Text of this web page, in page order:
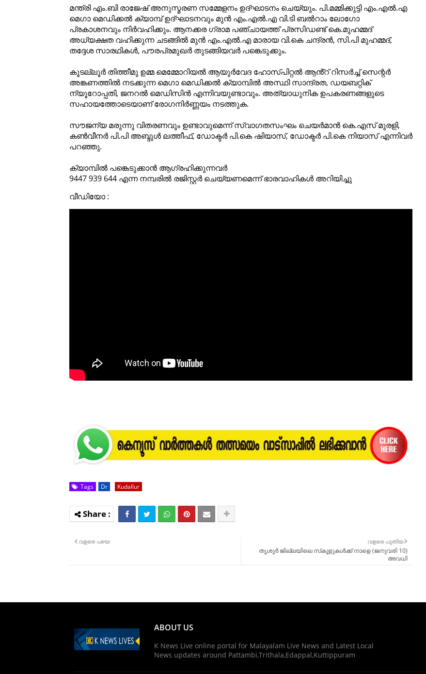
മന്ത്രി എം.ബി രാജേഷ് അനുസ്മരണ സമ്മേളനം ഉദ്ഘാടനം ചെയ്യും. പി.മമ്മിക്കുട്ടി എം.എൽ.എ
മെഗാ മെഡിക്കൽ ക്യാമ്പ് ഉദ്ഘാടനവും മുൻ എം.എൽ.എ വി.ടി ബൽറാം ലോഗോ
പ്രകാശനവും നിർവഹിക്കും. ആനക്കര ഗ്രാമ പഞ്ചായത്ത് പ്രസിഡണ്ട് കെ.മുഹമ്മദ്
അധ്യക്ഷത വഹിക്കുന്ന ചടങ്ങിൽ മുൻ എം.എൽ.എ മാരായ വി.കെ ചന്ദ്രൻ, സി.പി മുഹമ്മദ്,
തദ്ദേശ സാരഥികൾ, പൗരപ്രമുഖർ തുടങ്ങിയവർ പങ്കെടുക്കും.
കൂടല്ലൂർ തിത്തീമു ഉമ്മ മെമ്മോറിയൽ ആയുർവേദ ഹോസ്പിറ്റൽ ആൻ്റ് റിസർച്ച് സെന്റർ
അങ്കണത്തിൽ നടക്കുന്ന മെഗാ മെഡിക്കൽ ക്യാമ്പിൽ അസ്ഥി സാന്ദ്രത, ഡയബറ്റിക്
ന്യൂറോപ്പതി, ജനറൽ മെഡിസിൻ എന്നിവയുണ്ടാവും. അത്യാധുനിക ഉപകരണങ്ങളുടെ
സഹായത്തോടെയാണ് രോഗനിർണ്ണയം നടത്തുക.
സൗജന്യ മരുന്നു വിതരണവും ഉണ്ടാവുമെന്ന് സ്വാഗതസംഘം ചെയർമാൻ കെ.എസ് മുരളി,
കൺവീനർ പി.പി അബ്ദുൾ ലത്തീഫ്, ഡോക്ടർ പി.കെ ഷിയാസ്, ഡോക്ടർ പി.കെ നിയാസ് എന്നിവർ
പറഞ്ഞു.
ക്യാമ്പിൽ പങ്കെടുക്കാൻ ആഗ്രഹിക്കുന്നവർ
9447 939 644 എന്ന നമ്പരിൽ രജിസ്റ്റർ ചെയ്യണമെന്ന് ഭാരവാഹികൾ അറിയിച്ചു
വീഡിയോ :
Tags Dr Kudallur
വളരെ പുതിയ
തൃശൂർ ജില്ലയിലെ സ്‌കൂളുകള്‍ക്ക് നാളെ (ജനുവരി 10)
അവധി
വളരെ പഴയ
ABOUT US
K News Live online portal for Malayalam Live News and Latest Local
News updates around Pattambi,Trithala,Edappal,Kuttippuram